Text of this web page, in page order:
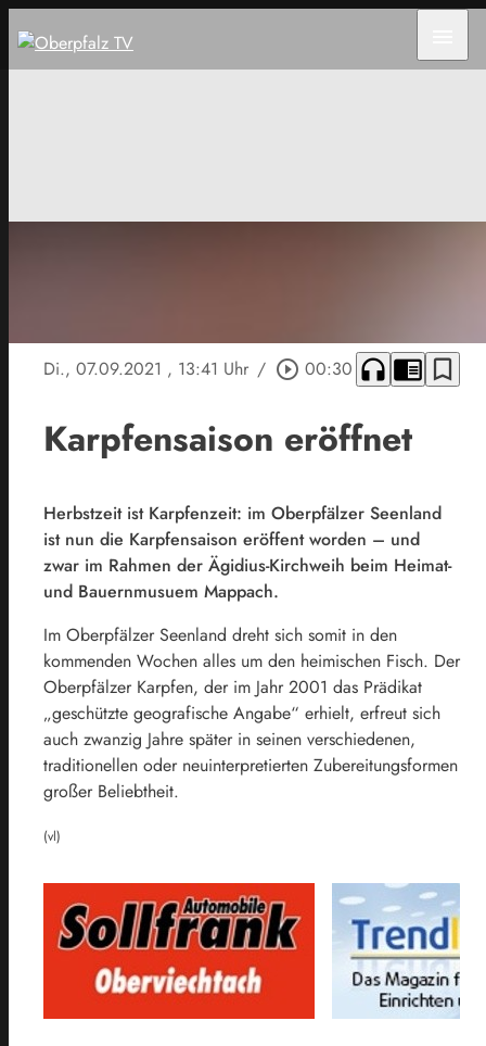
Di., 07.09.2021 , 13:41 Uhr / play_circle_outline 00:30 headphones chrome_reader_mode bookmark_border
Karpfensaison eröffnet
Herbstzeit ist Karpfenzeit: im Oberpfälzer Seenland
ist nun die Karpfensaison eröffent worden – und
zwar im Rahmen der Ägidius-Kirchweih beim Heimat-
und Bauernmusuem Mappach.
Im Oberpfälzer Seenland dreht sich somit in den
kommenden Wochen alles um den heimischen Fisch. Der
Oberpfälzer Karpfen, der im Jahr 2001 das Prädikat
„geschützte geografische Angabe“ erhielt, erfreut sich
auch zwanzig Jahre später in seinen verschiedenen,
traditionellen oder neuinterpretierten Zubereitungsformen
großer Beliebtheit.
(vl)